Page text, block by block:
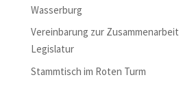
Wasserburg
Vereinbarung zur
Legislatur
Stammtisch im Roten Turm